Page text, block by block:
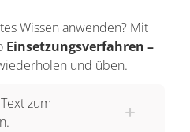
Wir müssen nicht
um einen Schnittpunkt
ihn auch per
bestimmen.
nennt man auch
Wissen anwenden? Mit
Einsetzungsverfahren –
und üben.
zum